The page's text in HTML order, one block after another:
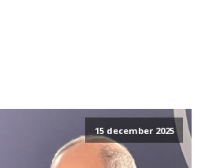
15 december 2025